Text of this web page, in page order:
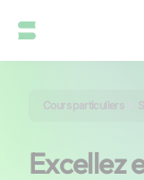
Cours particuliers
Excellez